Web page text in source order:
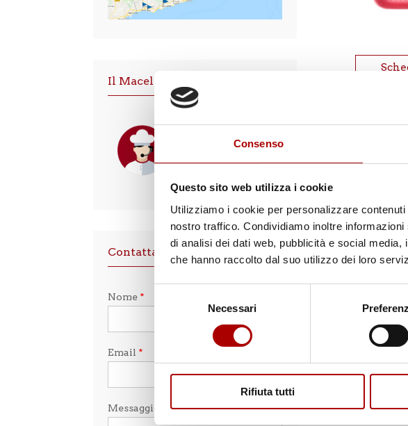
Consenso
Questo sito web utilizza i cookie
Utilizziamo i cookie per personalizzare
nostro traffico. Condividiamo inoltre
di analisi dei dati web, pubblicità e social
che hanno raccolto dal suo utilizzo dei loro
del
Necessari
Rifiuta tutti
Il Macellaio risponde
Contatta lo
specialista!
Contattaci
Nome *
Email *
Messaggio